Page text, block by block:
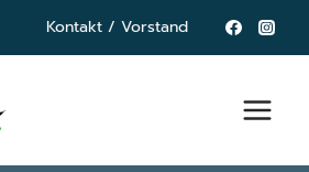
Kontakt / Vorstand